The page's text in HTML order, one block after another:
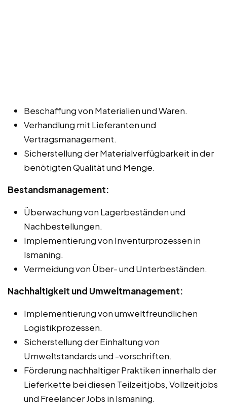
Beschaffung von Materialien und Waren.
Verhandlung mit Lieferanten und
Vertragsmanagement.
Sicherstellung der Materialverfügbarkeit in der
benötigten Qualität und Menge.
Bestandsmanagement:
Überwachung von Lagerbeständen und
Nachbestellungen.
Implementierung von Inventurprozessen in
Ismaning.
Vermeidung von Über- und Unterbeständen.
Nachhaltigkeit und Umweltmanagement:
Implementierung von umweltfreundlichen
Logistikprozessen.
Sicherstellung der Einhaltung von
Umweltstandards und -vorschriften.
Förderung nachhaltiger Praktiken innerhalb der
Lieferkette bei diesen Teilzeitjobs, Vollzeitjobs
und Freelancer Jobs in Ismaning.